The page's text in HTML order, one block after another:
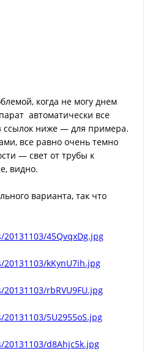
когда не могу днем
автоматически все
ссылок ниже — для примера.
все равно очень темно
— свет от трубы к
видно.
варианта, так что
45QvqxDg.jpg
kKynU7ih.jpg
rbRVU9FU.jpg
5U2955oS.jpg
d8Ahjc5k.jpg